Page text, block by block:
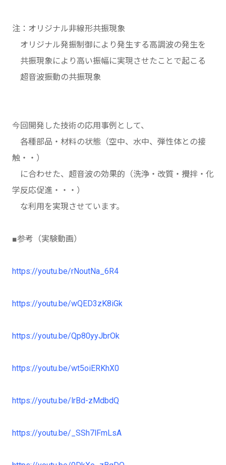
注：オリジナル非線形共振現象
オリジナル発振制御により発生する高調波の発生を
共振現象により高い振幅に実現させたことで起こる
超音波振動の共振現象
今回開発した技術の応用事例として、
各種部品・材料の状態（空中、水中、弾性体との接
触・・）
に合わせた、超音波の効果的（洗浄・改質・攪拌・化
学反応促進・・・）
な利用を実現させています。
■参考（実験動画）
https://youtu.be/rNoutNa_6R4
https://youtu.be/wQED3zK8iGk
https://youtu.be/Qp80yyJbrOk
https://youtu.be/wt5oiERKhX0
https://youtu.be/lrBd-zMdbdQ
https://youtu.be/_SSh7lFmLsA